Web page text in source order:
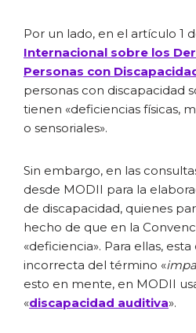
Por un lado, en el artículo 1
Internacional sobre los
Personas con
personas con discapacidad
tienen «deficiencias físicas,
o sensoriales».
Sin embargo, en las
desde MODII para la
de discapacidad, quienes
hecho de que en la
«deficiencia». Para ellas,
incorrecta del término «
esto en mente, en MODII
«discapacidad auditiva».